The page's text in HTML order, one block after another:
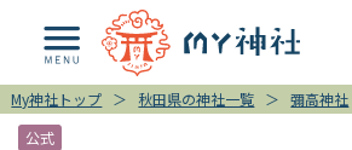
My神社トップ ＞ 秋田県の神社一覧 ＞ 彌高神社
公式